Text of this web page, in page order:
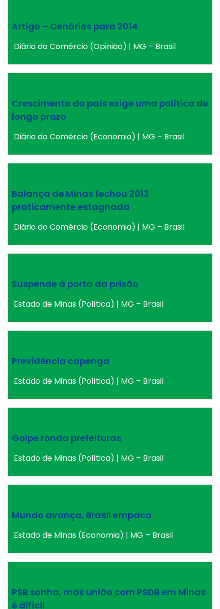
Artigo – Cenários para 2014
Diário do Comércio (Opinião) | MG – Brasil
Crescimento do país exige uma política de
longo prazo
Diário do Comércio (Economia) | MG – Brasil
Balança de Minas fechou 2013
praticamente estagnada
Diário do Comércio (Economia) | MG – Brasil
Suspende à porta da prisão
Estado de Minas (Política) | MG – Brasil
Previdência capenga
Estado de Minas (Política) | MG – Brasil
Golpe ronda prefeituras
Estado de Minas (Política) | MG – Brasil
Mundo avança, Brasil empaca
Estado de Minas (Economia) | MG – Brasil
PSB sonha, mas união com PSDB em Minas
é difícil